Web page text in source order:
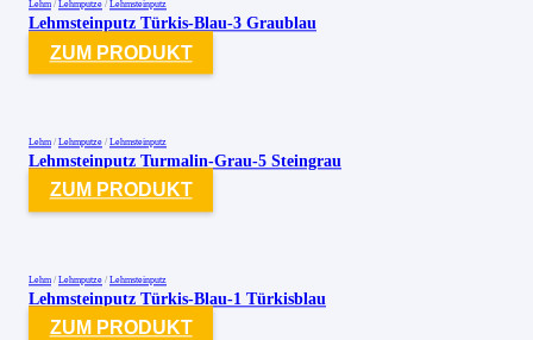
Lehm / Lehmputze / Lehmsteinputz
Lehmsteinputz Türkis-Blau-3 Graublau
ZUM PRODUKT
Lehm / Lehmputze / Lehmsteinputz
Lehmsteinputz Turmalin-Grau-5 Steingrau
ZUM PRODUKT
Lehm / Lehmputze / Lehmsteinputz
Lehmsteinputz Türkis-Blau-1 Türkisblau
ZUM PRODUKT